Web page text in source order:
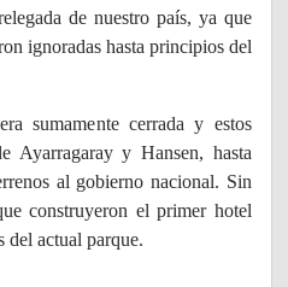
de nuestro país, ya que
ignoradas hasta principios del
sumamente cerrada y estos
Ayarragaray y Hansen, hasta
al gobierno nacional. Sin
construyeron el primer hotel
del actual parque.